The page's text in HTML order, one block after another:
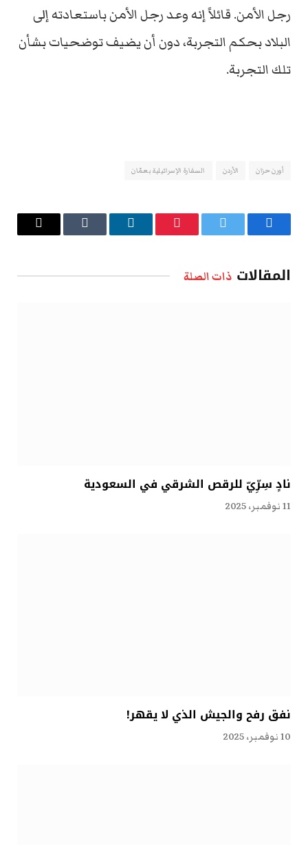
رجل الأمن. قائلاً إنه وعد رجل الأمن باستعادته إلى
البلاد بحكم التجربة، دون أن يضيف توضحيات بشأن
تلك التجربة.
أورن حزان الأردن السفارة الإسرائيلية بعمّان
فيسبوك تويتر بينتيريستلينكدإن Tumblr
البريد
المقالات ذات الصلة
نادٍ سِرِّيّ للرقص الشرقي في السعودية
11 نوفمبر، 2025
نفق رفح والجيش الذي لا يقهر!
10 نوفمبر، 2025